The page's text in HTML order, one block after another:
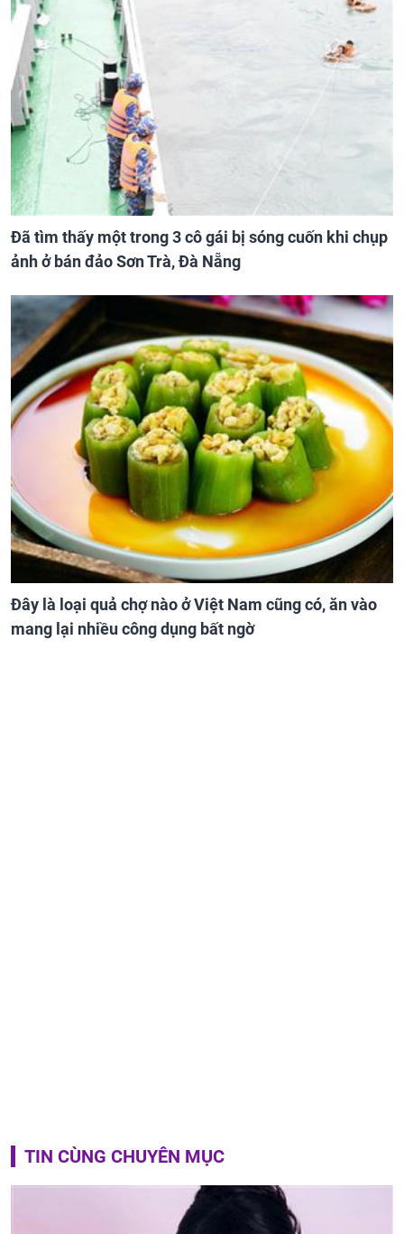
Đã tìm thấy một trong 3 cô gái bị sóng cuốn khi chụp
ảnh ở bán đảo Sơn Trà, Đà Nẵng
Đây là loại quả chợ nào ở Việt Nam cũng có, ăn vào
mang lại nhiều công dụng bất ngờ
TIN CÙNG CHUYÊN MỤC